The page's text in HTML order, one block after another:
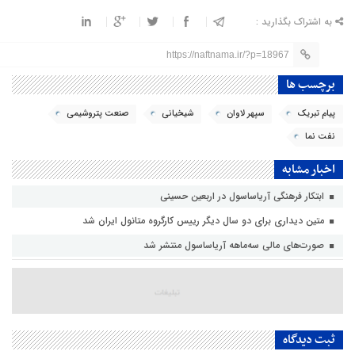
به اشتراک بگذارید :
https://naftnama.ir/?p=18967
برچسب ها
پیام تبریک سپهر لاوان شیخیانی
صنعت پتروشیمی
نفت نما
اخبار مشابه
ابتکار فرهنگی آریاساسول در اربعین حسینی
متین دیداری برای دو سال دیگر رییس کارگروه متانول ایران شد
صورت‌های مالی سه‌ماهه آریاساسول منتشر شد
ثبت دیدگاه